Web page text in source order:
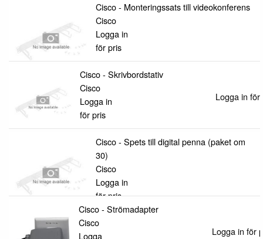
Cisco - Monteringssats till videokonferens
Cisco
Logga in
för pris
Cisco - Skrivbordstativ
Cisco
Logga in
för pris
Logga in för
Cisco - Spets till digital penna (paket om
30)
Cisco
Logga in
för pris
Cisco - Strömadapter
Cisco
Logga
Logga in för